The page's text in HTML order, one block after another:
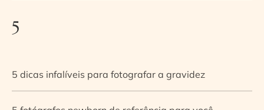
5
5 dicas infalíveis para fotografar a gravidez